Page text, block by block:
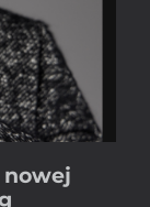
nowej